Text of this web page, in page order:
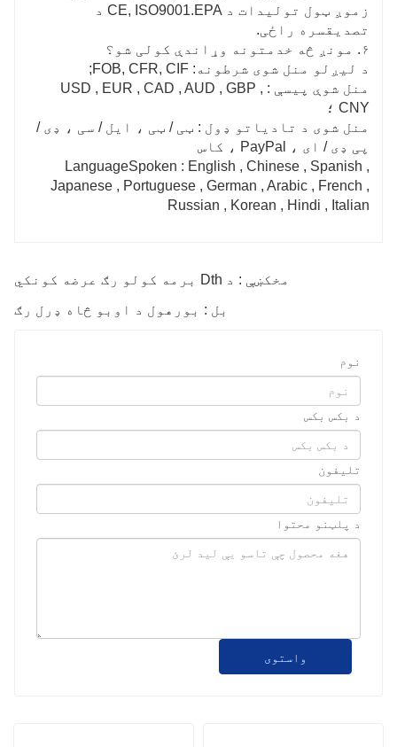
زموږ ټول تولیدات د CE, ISO9001.EPA د
تصدیقسره راځی.
۶. مونږ څه خدمتونه وړاندې کولی شو؟
د لیږلو منل شوی شرطونه: FOB, CFR, CIF;
منل شوې پیسې : USD , EUR , CAD , AUD , GBP ,
CNY ؛
منل شوی د تادیاتو ډول : ټی / ټی ، ایل / سی ، ډی /
پی ډی / ای ، PayPal ، کاس
LanguageSpoken : English , Chinese , Spanish ,
Japanese , Portuguese , German , Arabic , French ,
Russian , Korean , Hindi , Italian
مخکښې : د Dth برمه کولو رګ عرضه کونکي
بل : بورهول د اوبو څاه ډرل رګ
نوم
د بکس بکس
تلیفون
د پلټنو محتوا
واستوی